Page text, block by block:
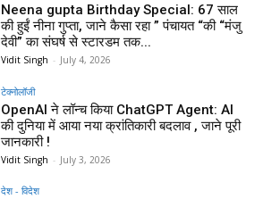
Neena gupta Birthday Special: 67 साल
की हुईं नीना गुप्ता, जाने कैसा रहा ” पंचायत “की “मंजु
देवी” का संघर्ष से स्टारडम तक...
Vidit Singh - July 4, 2026
टेक्नोलॉजी
OpenAI ने लॉन्च किया ChatGPT Agent: AI
की दुनिया में आया नया क्रांतिकारी बदलाव , जाने पूरी
जानकारी !
Vidit Singh - July 3, 2026
देश - विदेश